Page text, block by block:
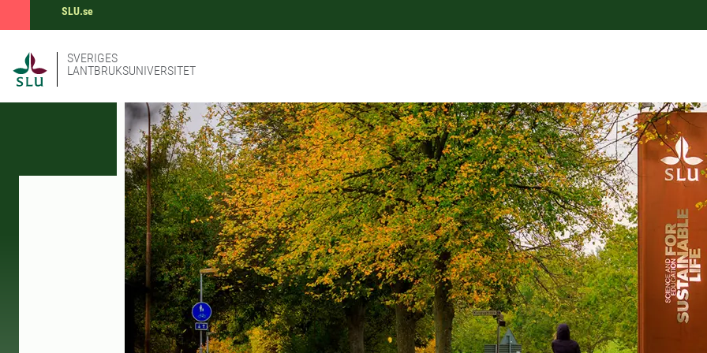
SLU.se
SVERIGES
LANTBRUKSUNIVERSITET